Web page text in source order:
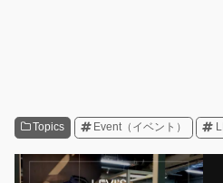
Topics Event（イベント）